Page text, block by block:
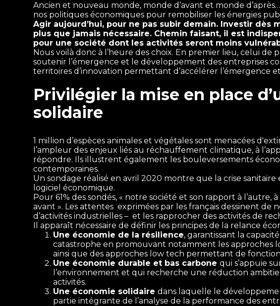
Ancien et nouveau monde, monde d’avant et monde
nos politiques économiques pour remobiliser les énergies
Agir aujourd’hui, pour ne pas subir demain. Investir
plus que jamais nécessaire. Chemin faisant, il est
pour une société dont les activités seront moins
Nous voilà donc à l’heure des choix. En premier lieu, celui
soutenir l’émergence et le développement des entreprises
territoires d’innovation permettant d’accélérer l’émergence
Privilégier la mise en place
solidaire
1 million d’espèces animales et végétales sont menacées
l’ampleur des enjeux liés au réchauffement climatique, à
répondre. Ils illustrent également les bouleversements
contemporaines.
Un sondage réalisé en avril 2020 montre que la crise
logiciel économique.
Pour 61% des sondés, « notre société et son rapport à
avant ». Les attentes exprimées par les français dessinent de
d’activités industrielles – et les rapprocher des activités de
Il apparaît nécessaire de définir les principes de la relance
Une économie de la résilience, garantissant la
catastrophe en promouvant notamment les approches
ainsi que des approches low tech permettant de
Une économie durable et bas carbonequi s’appuie
l’environnement​ et qui recherche une réduction
activités.
Une économie solidairedans laquelle le
partie intégrante de l’analyse de la performance des